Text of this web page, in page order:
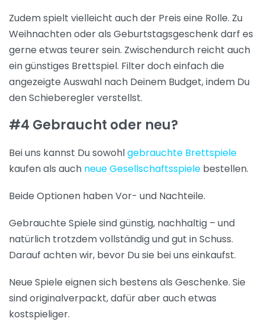
Zudem spielt vielleicht auch der Preis eine Rolle. Zu
Weihnachten oder als Geburtstagsgeschenk darf es
gerne etwas teurer sein. Zwischendurch reicht auch
ein günstiges Brettspiel. Filter doch einfach die
angezeigte Auswahl nach Deinem Budget, indem Du
den Schieberegler verstellst.
#4 Gebraucht oder neu?
Bei uns kannst Du sowohlgebrauchte Brettspiele
kaufen als auch neue Gesellschaftsspiele bestellen.
Beide Optionen haben Vor- und Nachteile.
Gebrauchte Spiele sind günstig, nachhaltig – und
natürlich trotzdem vollständig und gut in Schuss.
Darauf achten wir, bevor Du sie bei uns einkaufst.
Neue Spiele eignen sich bestens als Geschenke. Sie
sind originalverpackt, dafür aber auch etwas
kostspieliger.